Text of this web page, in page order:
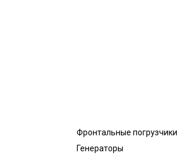
Фронтальные погрузчики
Генераторы